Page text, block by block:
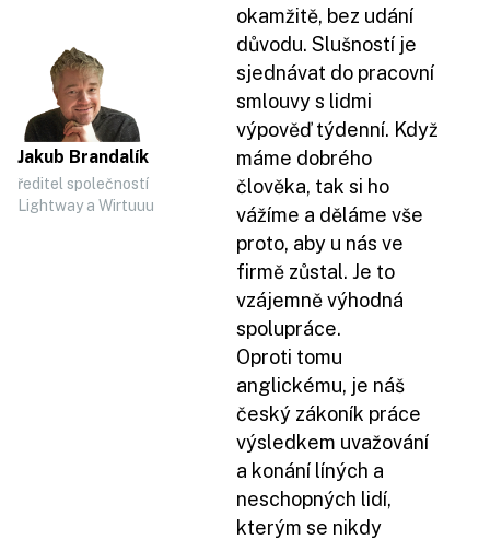
Jakub Brandalík
ředitel společností
Lightway a Wirtuuu
okamžitě, bez udání
důvodu. Slušností je
sjednávat do pracovní
smlouvy s lidmi
výpověď týdenní. Když
máme dobrého
člověka, tak si ho
vážíme a děláme vše
proto, aby u nás ve
firmě zůstal. Je to
vzájemně výhodná
spolupráce.
Oproti tomu
anglickému, je náš
český zákoník práce
výsledkem uvažování
a konání líných a
neschopných lidí,
kterým se nikdy